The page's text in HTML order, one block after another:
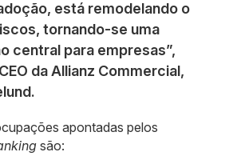
está remodelando o
tornando-se uma
central para empresas”,
da Allianz Commercial,
apontadas pelos
são: